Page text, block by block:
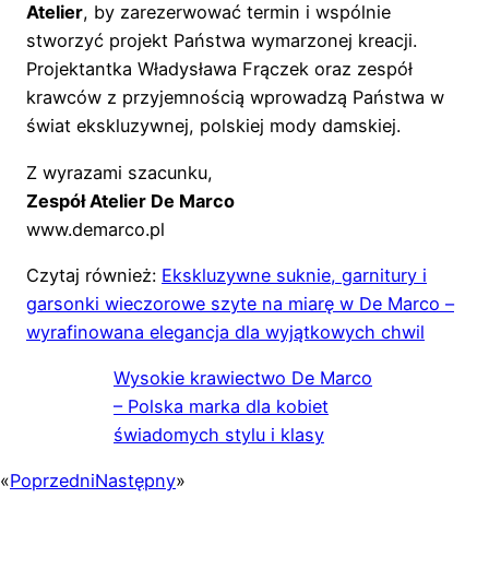
Atelier, by zarezerwować termin i wspólnie
stworzyć projekt Państwa wymarzonej kreacji.
Projektantka Władysława Frączek oraz zespół
krawców z przyjemnością wprowadzą Państwa w
świat ekskluzywnej, polskiej mody damskiej.
Z wyrazami szacunku,
Zespół Atelier De Marco
www.demarco.pl
Czytaj również: Ekskluzywne suknie, garnitury i
garsonki wieczorowe szyte na miarę w De Marco –
wyrafinowana elegancja dla wyjątkowych chwil
Wysokie krawiectwo De Marco
– Polska marka dla kobiet
świadomych stylu i klasy
«PoprzedniNastępny»